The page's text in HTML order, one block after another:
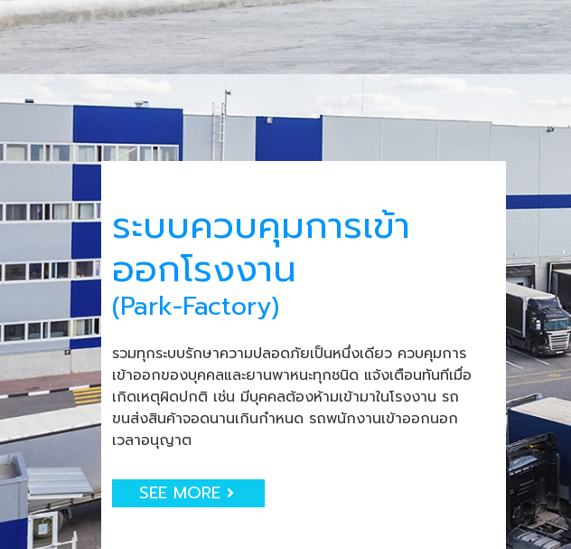
ระบบควบคุมการเข้า
ออกโรงงาน
(Park-Factory)
รวมทุกระบบรักษาความปลอดภัยเป็นหนึ่งเดียว ควบคุมการ
เข้าออกของบุคคลและยานพาหนะทุกชนิด แจ้งเตือนทันทีเมื่อ
เกิดเหตุผิดปกติ เช่น มีบุคคลต้องห้ามเข้ามาในโรงงาน รถ
ขนส่งสินค้าจอดนานเกินกำหนด รถพนักงานเข้าออกนอก
เวลาอนุญาต
SEE MORE